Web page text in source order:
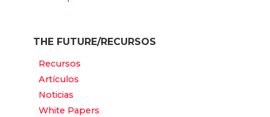
THE FUTURE/RECURSOS
Recursos
Artículos
Noticias
White Papers